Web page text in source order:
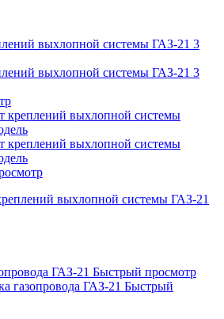
выхлопной системы ГАЗ-21
Быстрый просмотр
Быстрый